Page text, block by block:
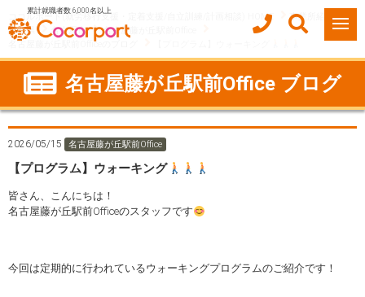
累計就職者数 6,000名以上
ココルポート(就労移行支援・定着支援/自立訓練/計画相談) HOME
事業所紹介
愛知県
名古屋市
名古屋藤が丘駅前Office
名古屋藤が丘駅前Officeのブログ
名古屋藤が丘駅前Office ブログ
2026/05/15 名古屋藤が丘駅前Office
【プログラム】ウォーキング
皆さん、こんにちは！
名古屋藤が丘駅前Officeのスタッフです
今回は定期的に行われているウォーキングプログラムのご紹介です！